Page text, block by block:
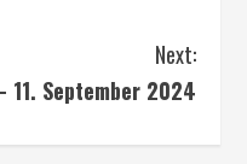
Next:
11. September 2024